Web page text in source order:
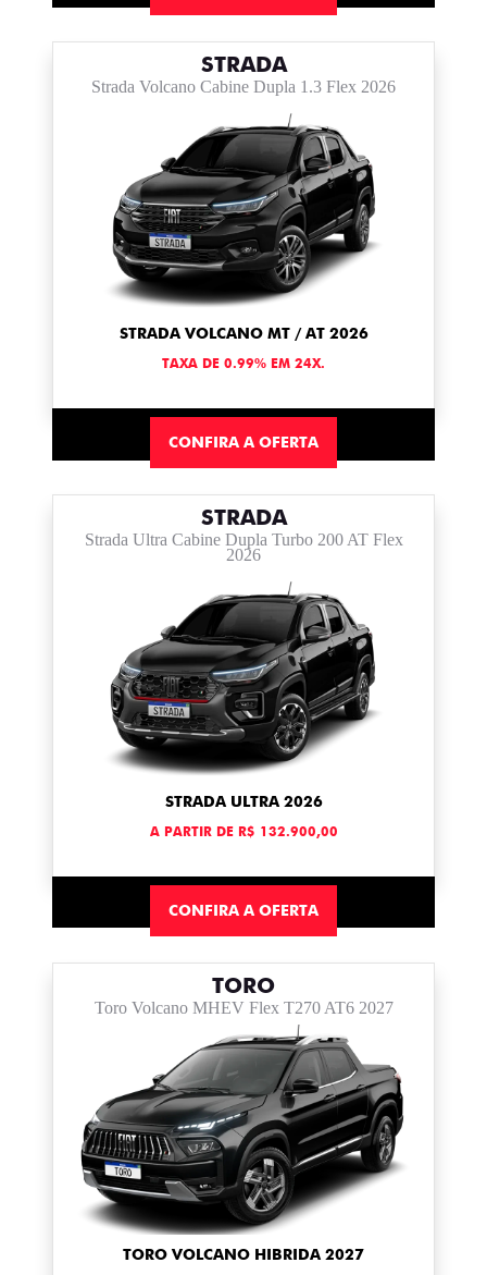
STRADA
Strada Volcano Cabine Dupla 1.3 Flex 2026
STRADA VOLCANO MT / AT 2026
TAXA DE 0.99% EM 24X.
CONFIRA A OFERTA
STRADA
Strada Ultra Cabine Dupla Turbo 200 AT Flex
2026
STRADA ULTRA 2026
A PARTIR DE R$ 132.900,00
CONFIRA A OFERTA
TORO
Toro Volcano MHEV Flex T270 AT6 2027
TORO VOLCANO HIBRIDA 2027